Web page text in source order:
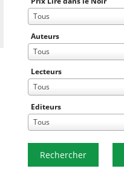
Tous
Auteurs
Tous
Lecteurs
Tous
Editeurs
Tous
Rechercher